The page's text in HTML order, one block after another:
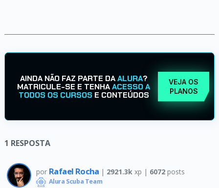
AINDA NÃO FAZ PARTE DAALURA?
MATRICULE-SE E TENHAACESSO A
TODOS OS CURSOS E CONTEÚDOS
VEJA OS
PLANOS
1 RESPOSTA
por Rafael Rocha | 2921.3k xp | 6072 posts
Alura Scuba Team